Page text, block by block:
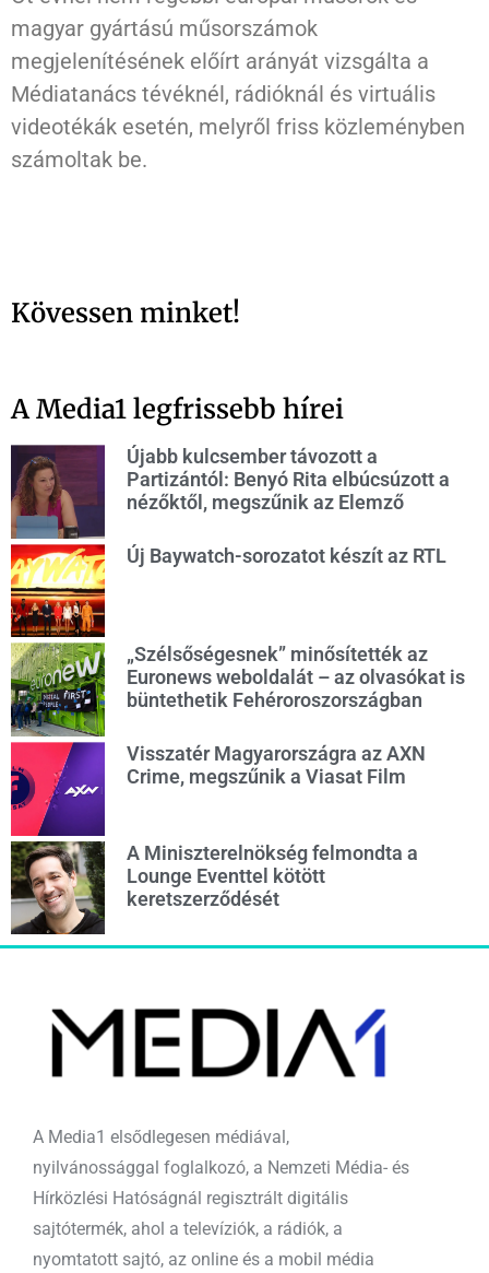
magyar gyártású műsorszámok
megjelenítésének előírt arányát vizsgálta a
Médiatanács tévéknél, rádióknál és virtuális
videotékák esetén, melyről friss közleményben
számoltak be.
Kövessen minket!
A Media1 legfrissebb hírei
Újabb kulcsember távozott a
Partizántól: Benyó Rita elbúcsúzott a
nézőktől, megszűnik az Elemző
Új Baywatch-sorozatot készít az RTL
„Szélsőségesnek” minősítették az
Euronews weboldalát – az olvasókat is
büntethetik Fehéroroszországban
Visszatér Magyarországra az AXN
Crime, megszűnik a Viasat Film
A Miniszterelnökség felmondta a
Lounge Eventtel kötött
keretszerződését
A Media1 elsődlegesen médiával,
nyilvánossággal foglalkozó, a Nemzeti Média- és
Hírközlési Hatóságnál regisztrált digitális
sajtótermék, ahol a televíziók, a rádiók, a
nyomtatott sajtó, az online és a mobil média